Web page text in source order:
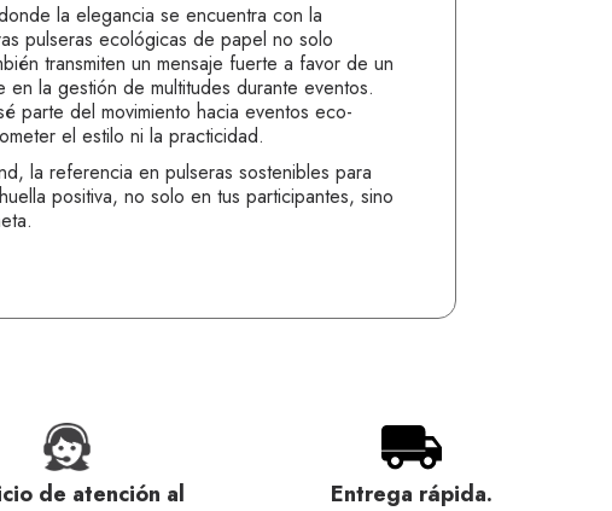
la elegancia se encuentra con la
pulseras ecológicas de papel no solo
transmiten un mensaje fuerte a favor de un
en la gestión de multitudes durante eventos.
parte del movimiento hacia eventos eco-
el estilo ni la practicidad.
la referencia en pulseras sostenibles para
positiva, no solo en tus participantes, sino
de atención al
Entrega rápida.